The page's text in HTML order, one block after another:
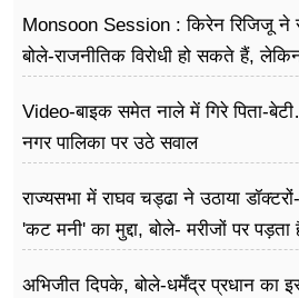
Monsoon Session : किरेन रिजिजू ने
बोले-राजनीतिक विरोधी हो सकते हैं,
Video-बाइक समेत नाले में गिरे पिता-
नगर पालिका पर उठे सवाल
राज्यसभा में राघव चड्ढा ने उठाया
'कट मनी' का मुद्दा, बोले- मरीजों पर पड़ता
अभिजीत दिपके, बोले-धर्मेंद्र प्रधान का